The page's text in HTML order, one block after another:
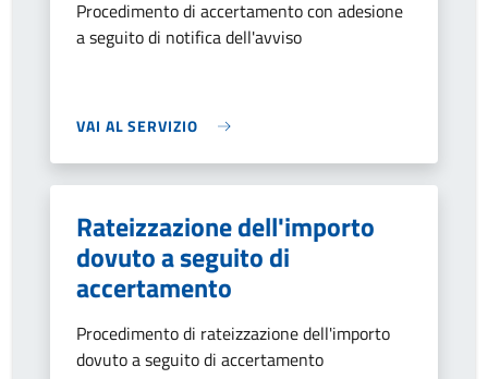
Procedimento di accertamento con adesione
a seguito di notifica dell'avviso
VAI AL SERVIZIO
Rateizzazione dell'importo
dovuto a seguito di
accertamento
Procedimento di rateizzazione dell'importo
dovuto a seguito di accertamento